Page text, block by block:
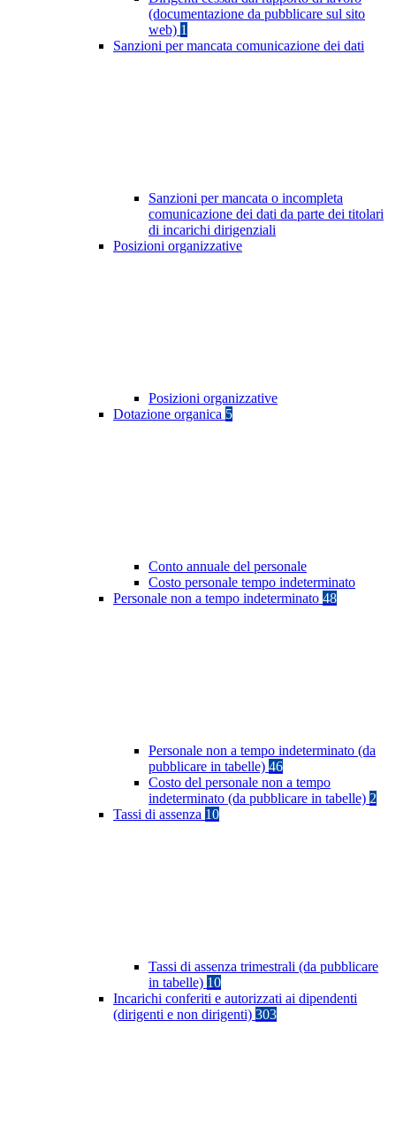
(documentazione da pubblicare sul sito
web) 1
Sanzioni per mancata comunicazione dei dati
Sanzioni per mancata o incompleta
comunicazione dei dati da parte dei titolari
di incarichi dirigenziali
Posizioni organizzative
Posizioni organizzative
Dotazione organica 5
Conto annuale del personale
Costo personale tempo indeterminato
Personale non a tempo indeterminato 48
Personale non a tempo indeterminato (da
pubblicare in tabelle) 46
Costo del personale non a tempo
indeterminato (da pubblicare in tabelle) 2
Tassi di assenza 10
Tassi di assenza trimestrali (da pubblicare
in tabelle) 10
Incarichi conferiti e autorizzati ai dipendenti
(dirigenti e non dirigenti) 303